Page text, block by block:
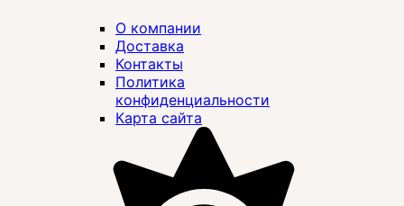
О компании
Доставка
Контакты
Политика
конфиденциальности
Карта сайта